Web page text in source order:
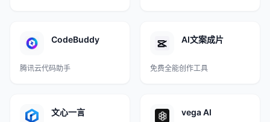
CodeBuddy
腾讯云代码助手
AI文案成片
免费全能创作工具
文心一言 vega AI